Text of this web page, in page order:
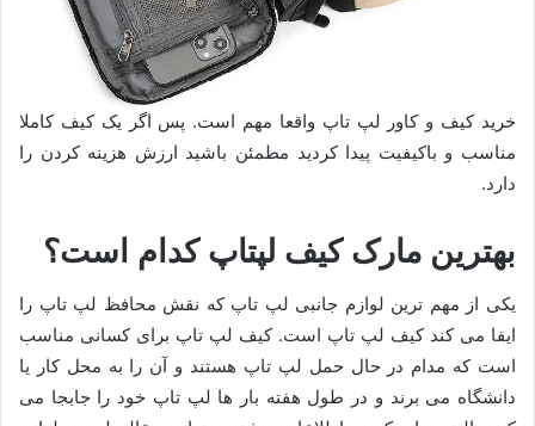
خرید کیف و کاور لپ تاپ واقعا مهم است. پس اگر یک کیف کاملا
مناسب و باکیفیت پیدا کردید مطمئن باشید ارزش هزینه کردن را
دارد.
بهترین مارک کیف لپتاپ کدام است؟
یکی از مهم ترین لوازم جانبی لپ تاپ که نقش محافظ لپ تاپ را
ایفا می کند کیف لپ تاپ است. کیف لپ تاپ برای کسانی مناسب
است که مدام در حال حمل لپ تاپ هستند و آن را به محل کار یا
دانشگاه می برند و در طول هفته بار ها لپ تاپ خود را جابجا می